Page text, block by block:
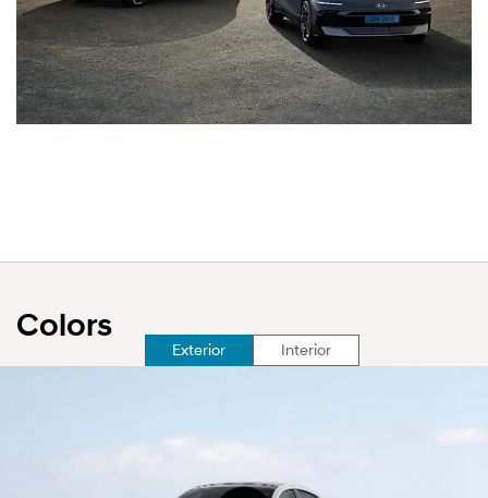
Colors
Exterior선
택
Interior